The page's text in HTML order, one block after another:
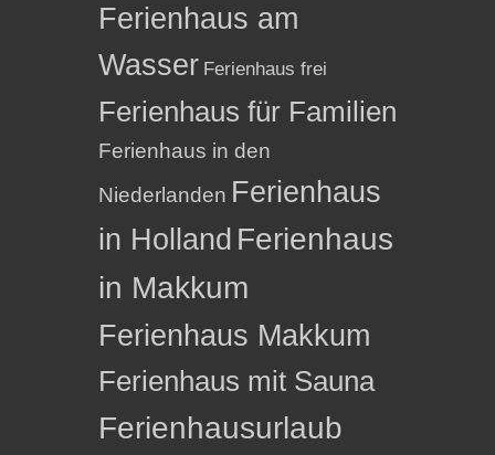
Ferienhaus am
Wasser Ferienhaus frei
Ferienhaus für Familien
Ferienhaus in den
Niederlanden Ferienhaus
in Holland Ferienhaus
in Makkum
Ferienhaus Makkum
Ferienhaus mit Sauna
Ferienhausurlaub